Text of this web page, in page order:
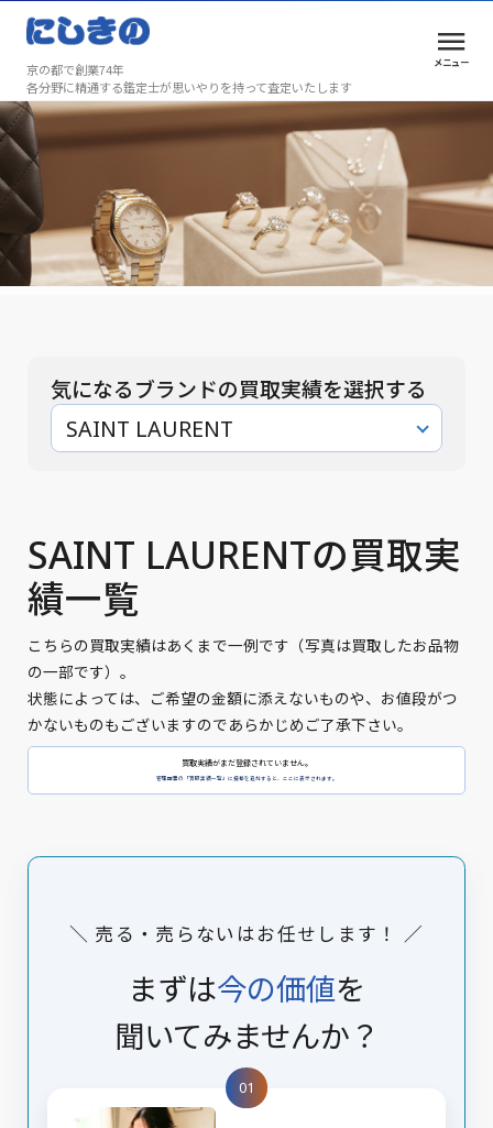
京の都で創業74年
各分野に精通する鑑定士が思いやりを持って査定いたします
メニュー
買取実績
気になるブランドの買取実績を選択する
SAINT LAURENT
SAINT LAURENTの買取実
績一覧
こちらの買取実績はあくまで一例です（写真は買取したお品物
の一部です）。
状態によっては、ご希望の金額に添えないものや、お値段がつ
かないものもございますのであらかじめご了承下さい。
買取実績がまだ登録されていません。
管理画面の「買取実績一覧」に投稿を追加すると、ここに表示されます。
＼ 売る・売らないはお任せします！ ／
まずは今の価値を
聞いてみませんか？
01